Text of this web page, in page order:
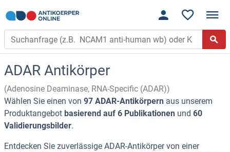
ADAR Antikörper
(Adenosine Deaminase, RNA-Specific (ADAR))
Wählen Sie einen von 97 ADAR-Antikörpern aus unserem
Produktangebot basierend auf 6 Publikationen und 60
Validierungsbilder.
Entdecken Sie zuverlässige ADAR-Antikörper von einer